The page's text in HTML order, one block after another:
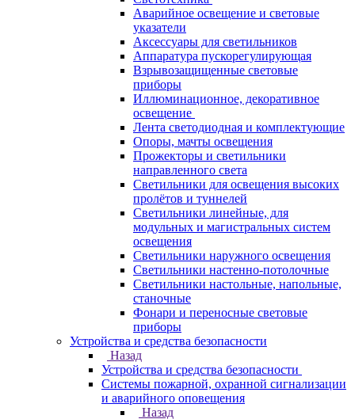
Аварийное освещение и световые
указатели
Аксессуары для светильников
Аппаратура пускорегулирующая
Взрывозащищенные световые
приборы
Иллюминационное, декоративное
освещение
Лента светодиодная и комплектующие
Опоры, мачты освещения
Прожекторы и светильники
направленного света
Светильники для освещения высоких
пролётов и туннелей
Светильники линейные, для
модульных и магистральных систем
освещения
Светильники наружного освещения
Светильники настенно-потолочные
Светильники настольные, напольные,
станочные
Фонари и переносные световые
приборы
Устройства и средства безопасности
Назад
Устройства и средства безопасности
Системы пожарной, охранной сигнализации
и аварийного оповещения
Назад